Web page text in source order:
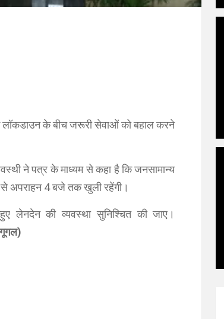
लॉकडाउन के बीच जरूरी सेवाओं को बहाल करने
ने पत्र के माध्यम से कहा है कि जनसामान्य
से अपराहन 4 बजे तक खुली रहेंगी।
लेनदेन की व्यवस्था सुनिश्चित की जाए।